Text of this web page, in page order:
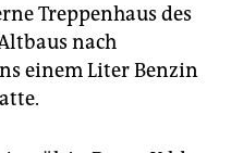
Treppenhaus des
nach
einem Liter Benzin